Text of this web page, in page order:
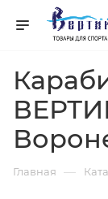
Главная —